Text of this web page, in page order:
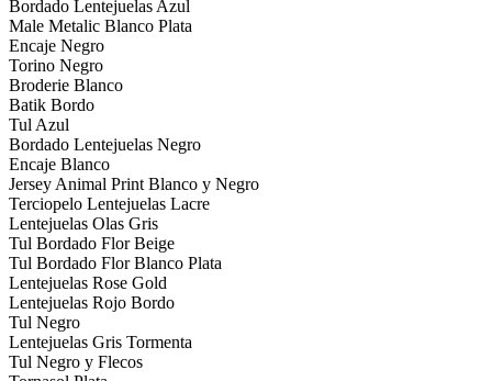
Bordado Lentejuelas Azul
Male Metalic Blanco Plata
Encaje Negro
Torino Negro
Broderie Blanco
Batik Bordo
Tul Azul
Bordado Lentejuelas Negro
Encaje Blanco
Jersey Animal Print Blanco y Negro
Terciopelo Lentejuelas Lacre
Lentejuelas Olas Gris
Tul Bordado Flor Beige
Tul Bordado Flor Blanco Plata
Lentejuelas Rose Gold
Lentejuelas Rojo Bordo
Tul Negro
Lentejuelas Gris Tormenta
Tul Negro y Flecos